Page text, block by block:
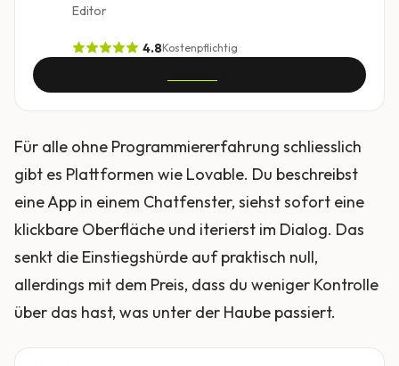
Editor
4.8Kostenpflichtig
Für alle ohne Programmiererfahrung schliesslich
gibt es Plattformen wie Lovable. Du beschreibst
eine App in einem Chatfenster, siehst sofort eine
klickbare Oberfläche und iterierst im Dialog. Das
senkt die Einstiegshürde auf praktisch null,
allerdings mit dem Preis, dass du weniger Kontrolle
über das hast, was unter der Haube passiert.